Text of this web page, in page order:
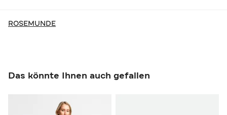
ROSEMUNDE
Das könnte Ihnen auch gefallen